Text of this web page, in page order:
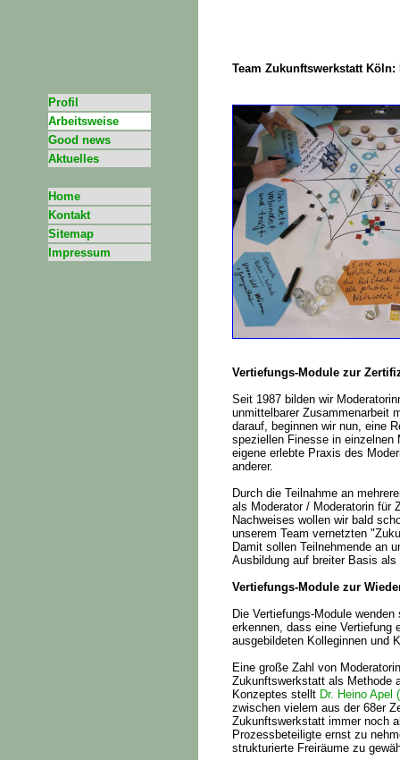
Profil
Arbeitsweise
Good news
Aktuelles
Home
Kontakt
Sitemap
Impressum
Team Zukunftswerkstatt
Vertiefungs-Module zur
Seit 1987 bilden wir
unmittelbarer Zusammenarbeit
darauf, beginnen wir nun, eine
speziellen Finesse in einzelnen
eigene erlebte Praxis des
anderer.
Durch die Teilnahme an
als Moderator / Moderatorin für
Nachweises wollen wir bald
unserem Team vernetzten
Damit sollen Teilnehmende an
Ausbildung auf breiter Basis
Vertiefungs-Module zur
Die Vertiefungs-Module
erkennen, dass eine Vertiefung
ausgebildeten Kolleginnen und
Eine große Zahl von
Zukunftswerkstatt als Methode
Konzeptes stellt Dr. Heino Apel
zwischen vielem aus der 68er
Zukunftswerkstatt immer noch
Prozessbeteiligte ernst zu
strukturierte Freiräume zu